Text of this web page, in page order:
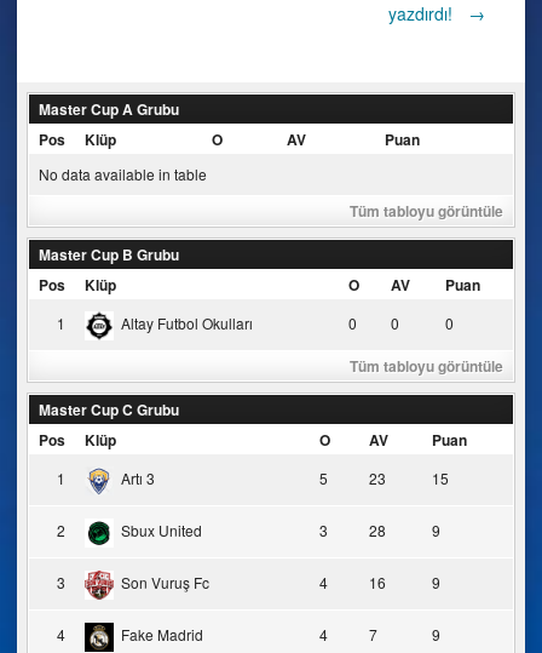
yazdırdı!
→
Master Cup A Grubu
Pos
Klüp O AV Puan
No data available in table
Tüm tabloyu görüntüle
Master Cup B Grubu
Pos
Klüp O AV Puan
1 Altay Futbol Okulları 0 0 0
Tüm tabloyu görüntüle
Master Cup C Grubu
Pos
Klüp O AV Puan
1 Artı 3 5 23 15
2 Sbux United 3 28 9
3 Son Vuruş Fc 4 16 9
4 Fake Madrid 4 7 9